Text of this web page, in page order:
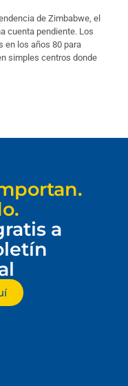
de Zimbabwe, el
cuenta pendiente. Los
en los años 80 para
simples centros donde
a